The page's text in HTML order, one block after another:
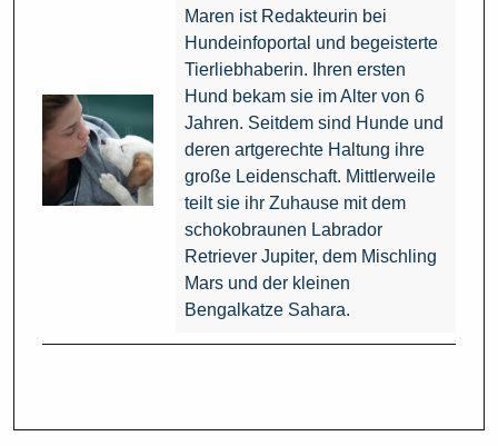
Maren ist Redakteurin bei
Hundeinfoportal und begeisterte
Tierliebhaberin. Ihren ersten
Hund bekam sie im Alter von 6
Jahren. Seitdem sind Hunde und
deren artgerechte Haltung ihre
große Leidenschaft. Mittlerweile
teilt sie ihr Zuhause mit dem
schokobraunen Labrador
Retriever Jupiter, dem Mischling
Mars und der kleinen
Bengalkatze Sahara.